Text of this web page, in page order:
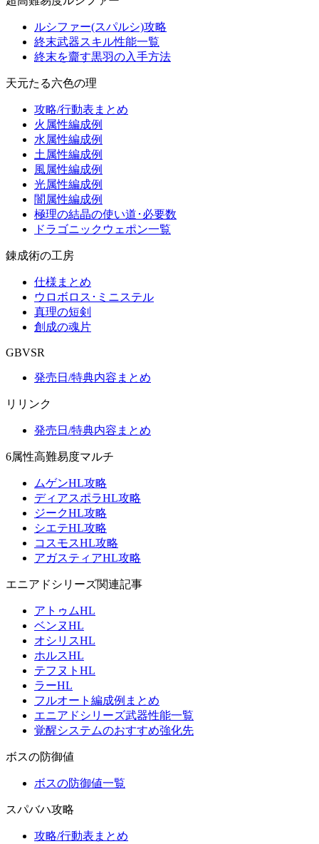
ルシファー(スパルシ)攻略
終末武器スキル性能一覧
終末を齎す黒羽の入手方法
天元たる六色の理
攻略/行動表まとめ
火属性編成例
水属性編成例
土属性編成例
風属性編成例
光属性編成例
闇属性編成例
極理の結晶の使い道･必要数
ドラゴニックウェポン一覧
錬成術の工房
仕様まとめ
ウロボロス･ミニステル
真理の短剣
創成の魂片
GBVSR
発売日/特典内容まとめ
リリンク
発売日/特典内容まとめ
6属性高難易度マルチ
ムゲンHL攻略
ディアスポラHL攻略
ジークHL攻略
シエテHL攻略
コスモスHL攻略
アガスティアHL攻略
エニアドシリーズ関連記事
アトゥムHL
ベンヌHL
オシリスHL
ホルスHL
テフヌトHL
ラーHL
フルオート編成例まとめ
エニアドシリーズ武器性能一覧
覚醒システムのおすすめ強化先
ボスの防御値
ボスの防御値一覧
スパバハ攻略
攻略/行動表まとめ